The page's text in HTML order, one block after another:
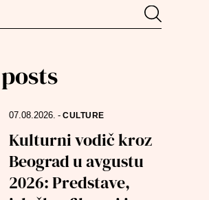
Search
07.08.2026.-CULTURE
Kulturni vodič kroz
Beograd u avgustu
2026: Predstave,